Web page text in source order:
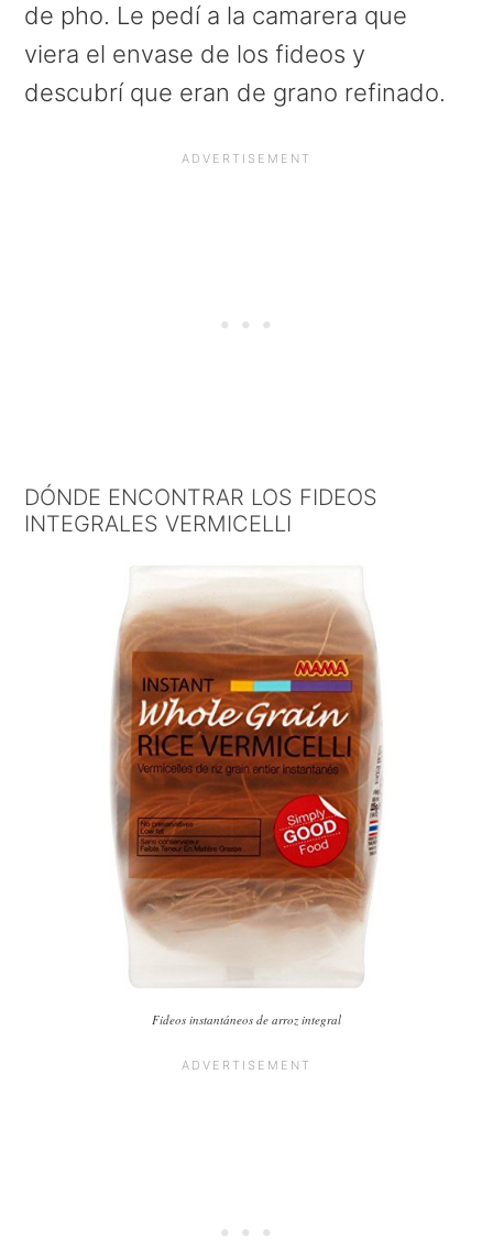
de pho. Le pedí a la camarera que
viera el envase de los fideos y
descubrí que eran de grano refinado.
DÓNDE ENCONTRAR LOS FIDEOS
INTEGRALES VERMICELLI
Fideos instantáneos de arroz integral